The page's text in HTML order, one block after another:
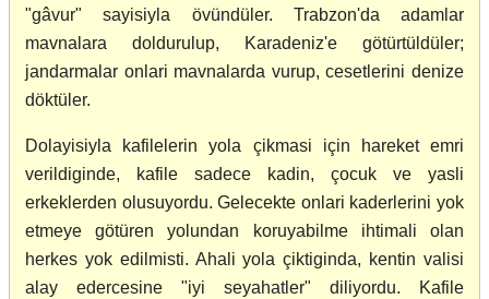
"gâvur" sayisiyla övündüler. Trabzon'da adamlar
mavnalara doldurulup, Karadeniz'e götürtüldüler;
jandarmalar onlari mavnalarda vurup, cesetlerini denize
döktüler.
Dolayisiyla kafilelerin yola çikmasi için hareket emri
verildiginde, kafile sadece kadin, çocuk ve yasli
erkeklerden olusuyordu. Gelecekte onlari kaderlerini yok
etmeye götüren yolundan koruyabilme ihtimali olan
herkes yok edilmisti. Ahali yola çiktiginda, kentin valisi
alay edercesine "iyi seyahatler" diliyordu. Kafile